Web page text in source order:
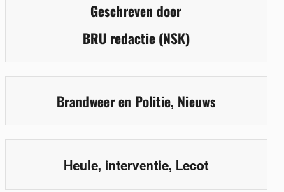
Geschreven door
BRU redactie (NSK)
Brandweer en Politie, Nieuws
Heule, interventie, Lecot